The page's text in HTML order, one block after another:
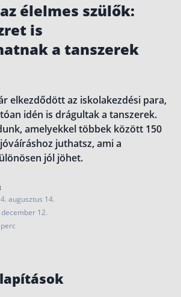
Melyiket válaszd? Nyugdíjbiztosítás, NYESZ vagy
ÖNYP?
Nyugdíj előtakarékossági számla (NYESZ)
Nyugdíj tanácsadás 🪙
Magánnyugdíjpénztár összefoglaló
Nyugdíjkorhatár táblázat és útmutató
Nyugdíj kisokos – A magyar nyugdíjrendszer
működése
Egyszerű Állami Nyugdíjkalkulátor
Nyugdíjbiztosítás adókedvezmény és adójóváírás
élelmes szülők:
is
a tanszerek
elkezdődött az iskolakezdési para,
idén is drágultak a tanszerek.
amelyekkel többek között 150
juthatsz, ami a
jól jöhet.
augusztus 14.
12.